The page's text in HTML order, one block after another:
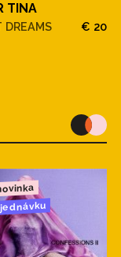
TINA
DREAMS
€ 20